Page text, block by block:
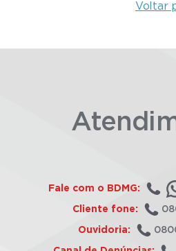
Voltar
Fale com o BDMG:
Cliente fone:
Ouvidoria: